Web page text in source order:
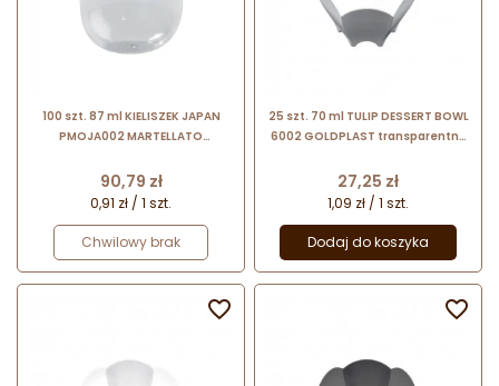
100 szt. 87 ml KIELISZEK JAPAN
PMOJA002 MARTELLATO
kieliszek do deserów
Cena
90,79 zł
0,91 zł / 1 szt.
Chwilowy brak
25 szt. 70 ml TULIP DESSERT BOWL
6002 GOLDPLAST transparentny
Cena
27,25 zł
1,09 zł / 1 szt.
Dodaj do koszyka
 